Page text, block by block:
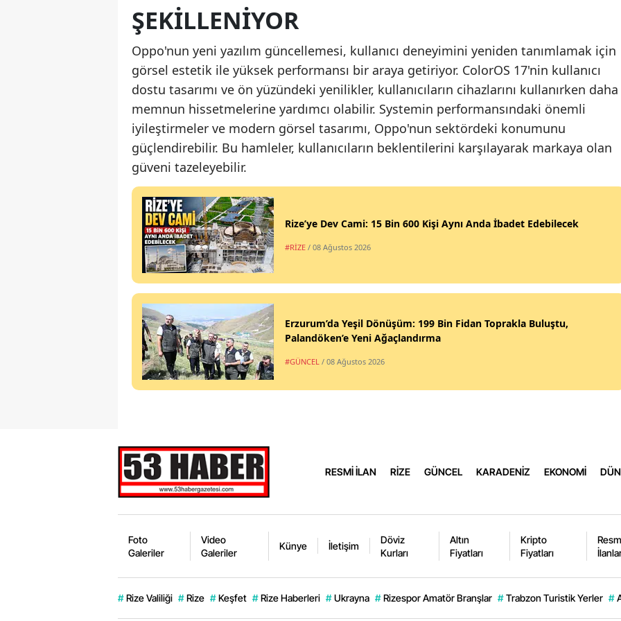
Siirt
ŞEKILLENIYOR
Oppo'nun yeni yazılım güncellemesi, kullanıcı deneyimini yeniden tanımlamak için
görsel estetik ile yüksek performansı bir araya getiriyor. ColorOS 17'nin kullanıcı
dostu tasarımı ve ön yüzündeki yenilikler, kullanıcıların cihazlarını kullanırken daha
memnun hissetmelerine yardımcı olabilir. Systemin performansındaki önemli
iyileştirmeler ve modern görsel tasarımı, Oppo'nun sektördeki konumunu
güçlendirebilir. Bu hamleler, kullanıcıların beklentilerini karşılayarak markaya olan
güveni tazeleyebilir.
Rize’ye Dev Cami: 15 Bin 600 Kişi Aynı Anda İbadet Edebilecek
#RİZE / 08 Ağustos 2026
Erzurum’da Yeşil Dönüşüm: 199 Bin Fidan Toprakla Buluştu,
Palandöken’e Yeni Ağaçlandırma
#GÜNCEL / 08 Ağustos 2026
RESMİ İLAN RİZE GÜNCEL KARADENİZ EKONOMİ
Foto
Galeriler
Video
Galeriler
Künye İletişim
Döviz
Kurları
Altın
Fiyatları
Kripto
Fiyatları
# Rize Valiliği # Rize # Keşfet # Rize Haberleri # Ukrayna # Rizespor Amatör Branşlar # Trabzon Turistik Yerler #